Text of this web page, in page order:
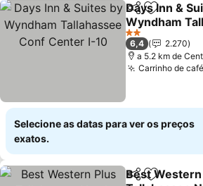
PartilharAdicionar
Days Inn &
Wyndham
Conf Center I-
Ver preços
2 Estrelas
6,4
2.270
a 5.2 km de
Carrinho de
Selecione as datas para ver os preços
exatos.
PartilharAdicionar
Best